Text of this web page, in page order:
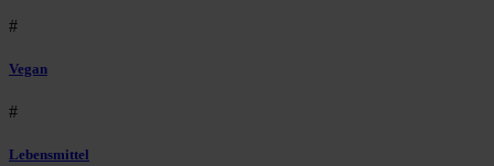
#
Vegan
#
Lebensmittel